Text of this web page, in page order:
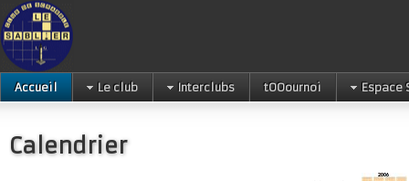
Accueil Le club Interclubs tOOournoi Espace
Calendrier